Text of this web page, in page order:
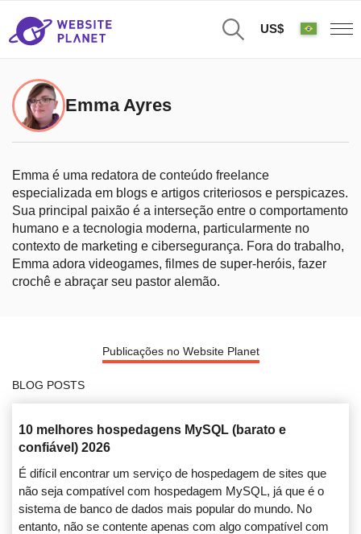
US$
Emma Ayres
Emma é uma redatora de conteúdo freelance
especializada em blogs e artigos criteriosos e perspicazes.
Sua principal paixão é a interseção entre o comportamento
humano e a tecnologia moderna, particularmente no
contexto de marketing e cibersegurança. Fora do trabalho,
Emma adora videogames, filmes de super-heróis, fazer
crochê e abraçar seu pastor alemão.
Publicações no Website Planet
BLOG POSTS
10 melhores hospedagens MySQL (barato e
confiável) 2026
É difícil encontrar um serviço de hospedagem de sites que
não seja compatível com hospedagem MySQL, já que é o
sistema de banco de dados mais popular do mundo. No
entanto, não se contente apenas com algo compatível com